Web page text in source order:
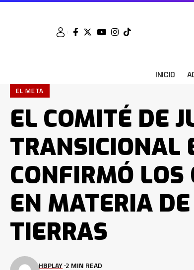
INICIO
EL META
EL COMITÉ DE
TRANSICIONAL
CONFIRMÓ
EN MATERIA
TIERRAS
HBPLAY 2 MIN READ